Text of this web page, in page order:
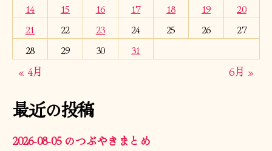
14
15 16 17 18 19
20
21
22 23 24 25 26
27
28
29 30 31
« 4月 6月 »
最近の投稿
2026-08-05 のつぶやきまとめ